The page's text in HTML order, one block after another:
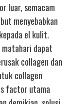
luar, semacam
menyebabkan
el kulit.
dapat
collagen dan
collagen
factor utama